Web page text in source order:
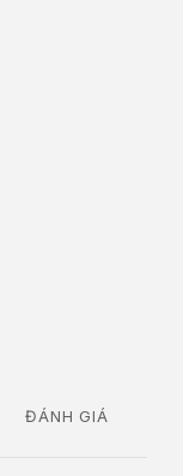
ĐÁNH GIÁ